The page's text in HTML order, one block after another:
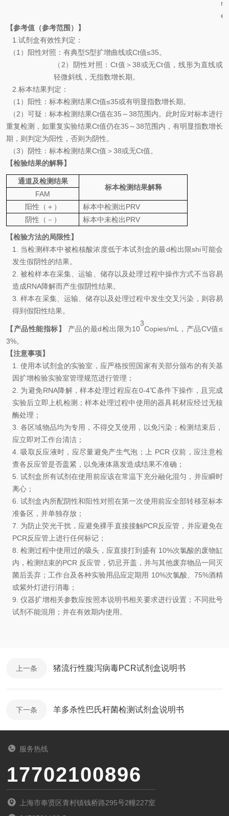
n
e
【参考值（参考范围）】
1. 试剂盒有效性判定：
（1 ）阳性对照：有典型S型扩增曲线或Ct值≤35。
（ 2）阴性对照： Ct值＞38或无Ct值，线形为直线或
轻微斜线，无指数增长期。
2. 标本结果判定：
（1 ） 阳性：标本检测结果Ct值≤35或有明显指数增长期。
（2）可疑： 标本检测结果Ct值在35 ～38范围内。此时应对标本进行
重复检测，如重复实验结果Ct值仍在35 ～38范围内，有明显指数增长
期，则判定为阳性，否则为阴性。
（3）阴性：标本检测结果Ct值＞ 38或无Ct值。
【检验结果的解释】
通道及检测结果
标本检测结果解释
FAM
阳性（＋）
标本中检测 出PRV
阴性（－）
标本中未检出PRV
【检验方法的局限性】
1. 当检测样本中被检核酸浓度低于本试剂盒的最d检出限shi可能会
发生假阴性的结果。
2.被检样本在采集、运输、储存以及处理过程中操作方式不当容易
造成RNA降解而产生假阴性结果。
3.样本在采集、运输、储存以及处理过程中发生交叉污染，则容易
得到假阳性结果。
【产品性能指标】 产品的最d检出限为10
3
Copies/mL ，产品CV值≤
3%。
【注意事项】
1.使用本试剂盒的实验室，应严格按照国家有关部分颁布的有关基
因扩增检验实验室管理规范进行管理 ；
2. 为避免RNA降解，样本处理过程应在0-4℃条件下操作，且完成
实验后立即上机检测；样本处理过程中使用的器具耗材应经过无核
酶处理 ；
3.各区域物品均为专用，不得交叉使用，以免污染 ；检测结束后，
应立即对工作台清洁 ；
4.吸取反应液时，应尽量避免产生气泡 ； 上 PCR 仪前，应注意检
查各反应管是否盖紧，以免液体蒸发造成结果不准确 ；
5.试剂盒所有试剂在使用前应该在常温下充分融化混匀，并应瞬时
离心；
6.试剂盒内所配阴性和阳性对照在第一次使用前应全部转移至标本
准备区，并单独存放 ；
7. 为防止荧光干扰，应避免裸手直接接触PCR反应管，并应避免在
PCR反应管上进行任何标记 ；
8. 检测过程中使用过的吸头，应直接打到盛有 10%次氯酸的废物缸
内，检测结束的PCR 反应管，切忌开盖，并与其他废弃物品一同灭
菌后丢弃 ； 工作台及各种实验用品应定期用 10%次氯酸、 75%酒精
或紫外灯进行消毒 ；
9.仪器扩增相关参数应按照本说明书相关要求进行设置； 不同批号
试剂不能混用 ； 并在有效期内使用。
上一条 猪流行性腹泻病毒PCR试剂盒说明书
下一条 羊多杀性巴氏杆菌检测试剂盒说明书
服务热线
17702100896
上海市奉贤区青村镇钱桥路295号2幢227室